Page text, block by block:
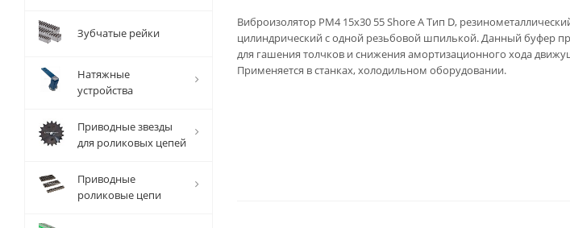
Виброизолятор PM4 15x30 55 Shore A Тип D,
цилиндрический с одной резьбовой шпилькой. Данный буфер
для гашения толчков и снижения амортизационного хода
Применяется в станках, холодильном оборудовании.
Зубчатые рейки
Натяжные
устройства
Приводные звезды
для роликовых цепей
Приводные
роликовые цепи